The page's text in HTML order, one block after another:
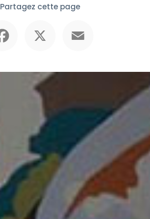
Partagez cette page